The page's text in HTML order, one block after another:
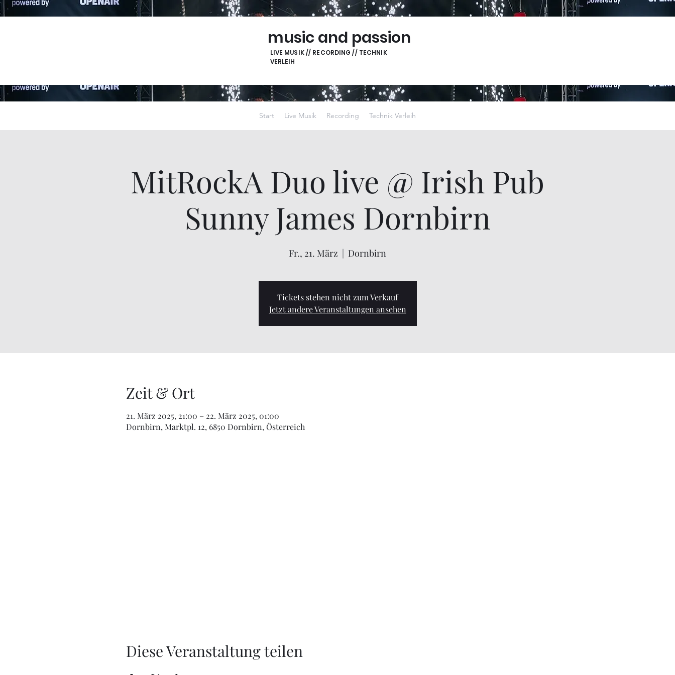
music and passion
LIVE MUSIK // RECORDING // TECHNIK
VERLEIH
Start Live Musik Recording Technik Verleih
MitRockA Duo live @ Irish Pub
Sunny James Dornbirn
Fr., 21. März
  |
Dornbirn
Tickets stehen nicht zum Verkauf
Jetzt andere Veranstaltungen ansehen
Zeit & Ort
21. März 2025, 21:00 – 22. März 2025, 01:00
Dornbirn, Marktpl. 12, 6850 Dornbirn, Österreich
Diese Veranstaltung teilen